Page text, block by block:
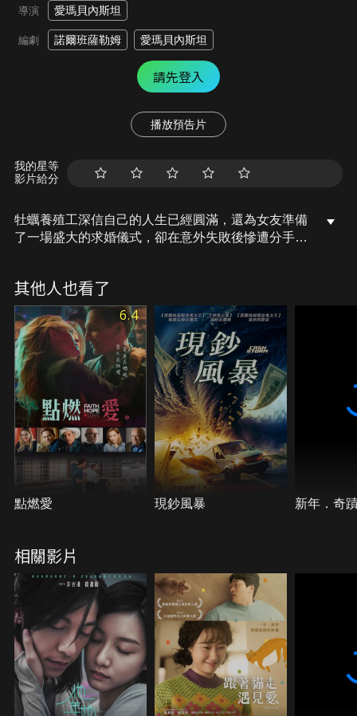
導演 愛瑪貝內斯坦
編劇 諾爾班薩勒姆 愛瑪貝內斯坦
請先登入
播放預告片
我的星等
影片給分
牡蠣養殖工深信自己的人生已經圓滿，還為女友準備
了一場盛大的求婚儀式，卻在意外失敗後慘遭分手。
其他人也看了
6.4
點燃愛 現鈔風暴 新年．奇
相關影片